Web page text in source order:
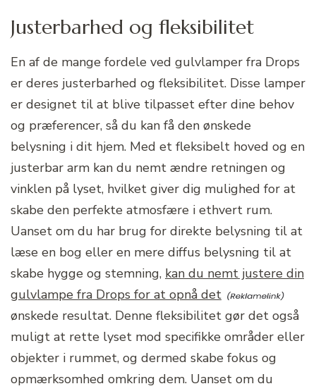
Justerbarhed og fleksibilitet
En af de mange fordele ved gulvlamper fra Drops
er deres justerbarhed og fleksibilitet. Disse lamper
er designet til at blive tilpasset efter dine behov
og præferencer, så du kan få den ønskede
belysning i dit hjem. Med et fleksibelt hoved og en
justerbar arm kan du nemt ændre retningen og
vinklen på lyset, hvilket giver dig mulighed for at
skabe den perfekte atmosfære i ethvert rum.
Uanset om du har brug for direkte belysning til at
læse en bog eller en mere diffus belysning til at
skabe hygge og stemning, kan du nemt justere din
gulvlampe fra Drops for at opnå det
ønskede resultat. Denne fleksibilitet gør det også
muligt at rette lyset mod specifikke områder eller
objekter i rummet, og dermed skabe fokus og
opmærksomhed omkring dem. Uanset om du